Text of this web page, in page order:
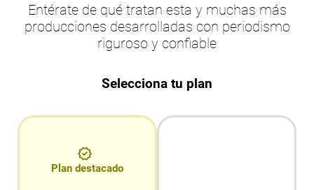
Entérate de qué tratan esta y muchas más
producciones desarrolladas con periodismo
riguroso y confiable
Selecciona tu plan
Plan destacado